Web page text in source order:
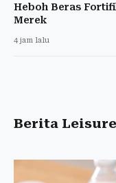
Heboh Beras
Merek
4 jam lalu
Berita Leisure